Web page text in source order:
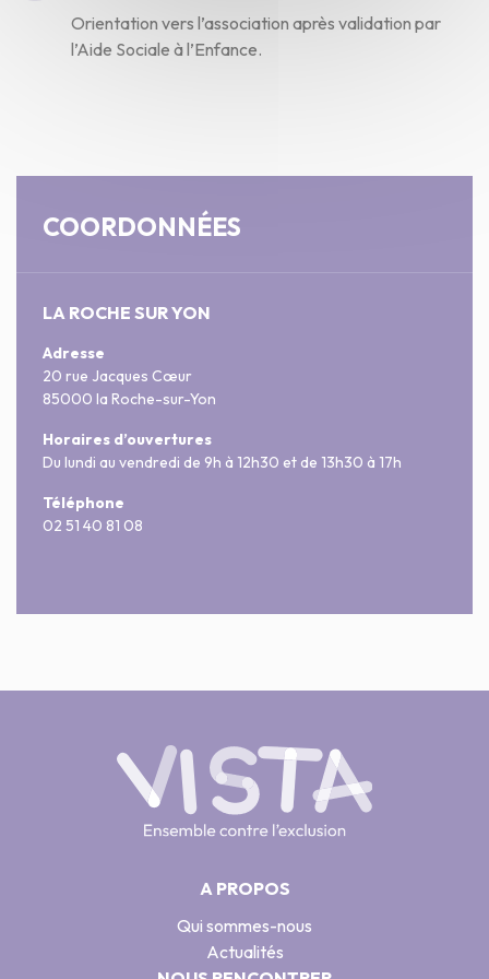
Orientation vers l’association après validation par
l’Aide Sociale à l’Enfance.
COORDONNÉES
LA ROCHE SUR YON
Adresse
20 rue Jacques Cœur
85000 la Roche-sur-Yon
Horaires d’ouvertures
Du lundi au vendredi de 9h à 12h30 et de 13h30 à 17h
Téléphone
02 51 40 81 08
A PROPOS
Qui sommes-nous
Actualités